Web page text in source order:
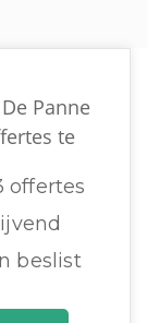
Panne
te
offertes
beslist